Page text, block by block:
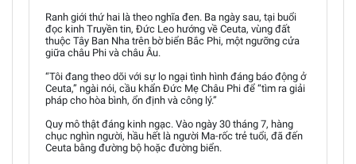
Ranh giới thứ hai là theo nghĩa đen. Ba ngày sau, tại buổi
đọc kinh Truyền tin, Đức Leo hướng về Ceuta, vùng đất
thuộc Tây Ban Nha trên bờ biển Bắc Phi, một ngưỡng cửa
giữa châu Phi và châu Âu.
“Tôi đang theo dõi với sự lo ngại tình hình đáng báo động ở
Ceuta,” ngài nói, cầu khẩn Đức Mẹ Châu Phi để “tìm ra giải
pháp cho hòa bình, ổn định và công lý.”
Quy mô thật đáng kinh ngạc. Vào ngày 30 tháng 7, hàng
chục nghìn người, hầu hết là người Ma-rốc trẻ tuổi, đã đến
Ceuta bằng đường bộ hoặc đường biển.